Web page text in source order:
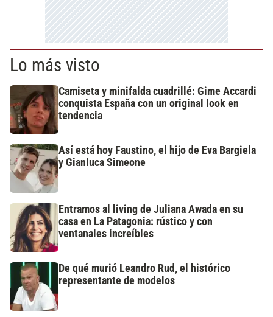
Lo más visto
Camiseta y minifalda cuadrillé: Gime Accardi
conquista España con un original look en
tendencia
Así está hoy Faustino, el hijo de Eva Bargiela
y Gianluca Simeone
Entramos al living de Juliana Awada en su
casa en La Patagonia: rústico y con
ventanales increíbles
De qué murió Leandro Rud, el histórico
representante de modelos